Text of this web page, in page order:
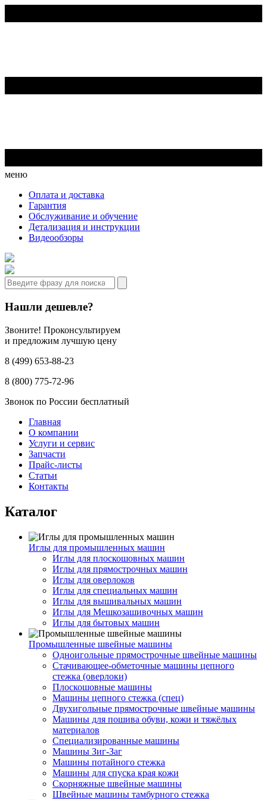
меню
Оплата и доставка
Гарантия
Обслуживание и обучение
Детализация и инструкции
Видеообзоры
Нашли дешевле?
Звоните! Проконсультируем
и предложим лучшую цену
8 (499) 653-88-23
8 (800) 775-72-96
Звонок по России бесплатный
Главная
О компании
Услуги и сервис
Запчасти
Прайс-листы
Статьи
Контакты
Каталог
Иглы для промышленных машин
Иглы для плоскошовных машин
Иглы для прямострочных машин
Иглы для оверлоков
Иглы для специальных машин
Иглы для вышивальных машин
Иглы для Мешкозашивочных машин
Иглы для бытовых машин
Промышленные швейные машины
Одноигольные прямострочные швейные машины
Стачивающее-обметочные машины цепного
стежка (оверлоки)
Плоскошовные машины
Машины цепного стежка (спец)
Двухигольные прямострочные швейные машины
Машины для пошива обуви, кожи и тяжёлых
материалов
Специализированные машины
Машины Зиг-Заг
Машины потайного стежка
Машины для спуска края кожи
Скорняжные швейные машины
Швейные машины тамбурного стежка